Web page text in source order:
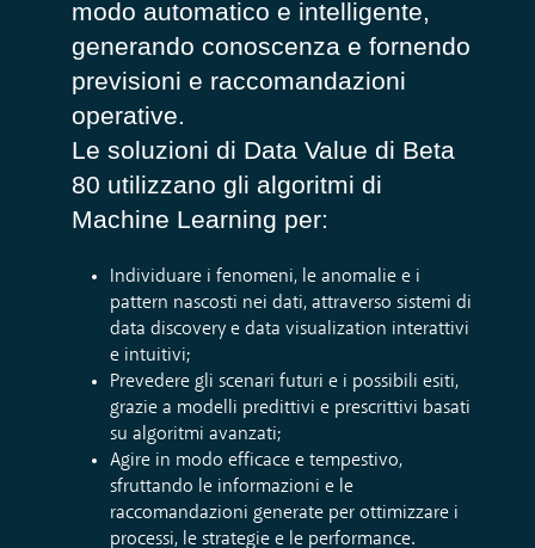
modo automatico e intelligente,
generando conoscenza e fornendo
previsioni e raccomandazioni
operative.
Le soluzioni di Data Value di Beta
80 utilizzano gli algoritmi di
Machine Learning per:
Individuare i fenomeni, le anomalie e i
pattern nascosti nei dati, attraverso sistemi di
data discovery e data visualization interattivi
e intuitivi;
Prevedere gli scenari futuri e i possibili esiti,
grazie a modelli predittivi e prescrittivi basati
su algoritmi avanzati;
Agire in modo efficace e tempestivo,
sfruttando le informazioni e le
raccomandazioni generate per ottimizzare i
processi, le strategie e le performance.